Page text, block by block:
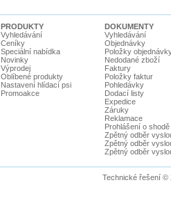
PRODUKTY
Vyhledávání
Ceníky
Speciální nabídka
Novinky
Výprodej
Oblíbené produkty
Nastavení hlídací psi
Promoakce
DOKUMENTY
Vyhledávání
Objednávky
Položky
Nedodané zboží
Faktury
Položky faktur
Pohledávky
Dodací listy
Expedice
Záruky
Reklamace
Prohlášení o shodě
Zpětný odběr
Zpětný odběr
Zpětný odběr
Technické řešení ©